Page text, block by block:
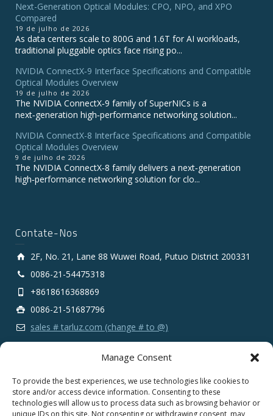
Manage Consent
To provide the best experiences, we use technologies like cookies to
store and/or access device information. Consenting to these
technologies will allow us to process data such as browsing behavior or
unique IDs on this site. Not consenting or withdrawing consent, may
Next-Generation Optical Modules: CPO, NPO, and XPO
Compared
19 de julho de 2026
As data centers scale to 800G and 1.6T for AI workloads,
traditional pluggable optics face rising po...
NVIDIA ConnectX‑9 Interface Specifications and Compatible
Optical Modules Overview
19 de julho de 2026
The NVIDIA ConnectX‑9 family of SuperNICs is a
next‑generation high‑performance networking solution...
NVIDIA ConnectX-8 Interface Specifications and Compatible
Optical Modules Overview
9 de julho de 2026
The NVIDIA ConnectX‑8 family delivers a next‑generation
high‑performance networking solution for clo...
Contate-Nos
2F, No. 21, Lane 88 Wuwei Road, Putuo District 200331
0086-21-54475318
+8618616368869
0086-21-51687796
sales # tarluz.com (change # to @)
Copyright 2025 © SHANGHAI TARLUZ TELECOM TECH.